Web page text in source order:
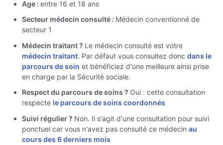
Age : entre 16 et 18 ans
Secteur médecin consulté : Médecin conventionné de
secteur 1
Médecin traitant ? Le médecin consulté est votre
médecin traitant. Par défaut vous consultez donc dans le
parcours de soin et bénéficiez d'une meilleure ainsi prise
en charge par la Sécurité sociale.
Respect du parcours de soins ? Oui : cette consultation
respecte le parcours de soins coordonnés
Suivi régulier ? Non. Il s'agit d'une consultation pour suivi
ponctuel car vous n'avez pas consulté ce médecin au
cours des 6 derniers mois